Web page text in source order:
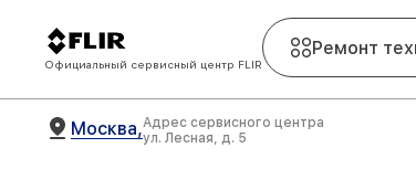
Официальный сервисный центр FLIR
Ремонт
Москва,Адрес сервисного центра
ул. Лесная, д. 5